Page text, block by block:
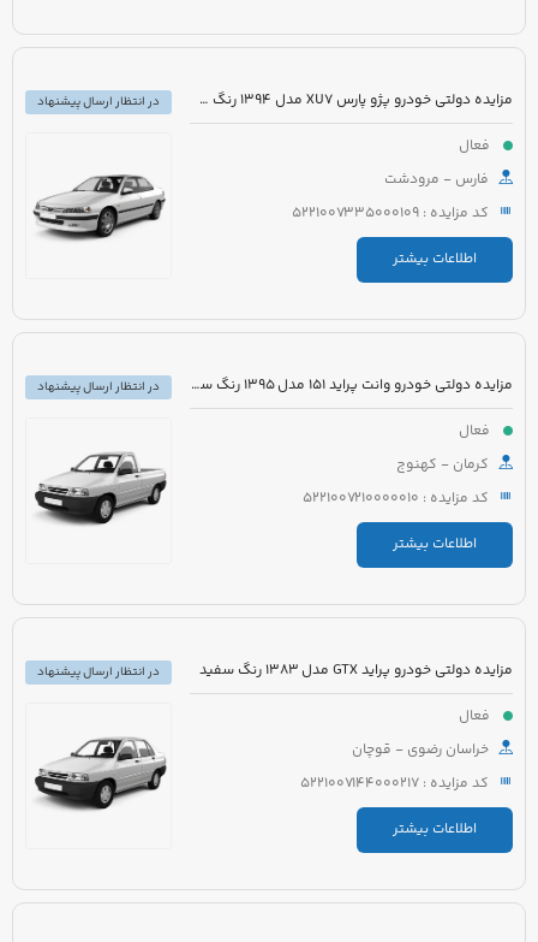
مزایده دولتی خودرو پژو پارس XU7 مدل 1394 رنگ سفید روغنی
فعال
فارس - مرودشت
کد مزایده : 5221007335000109
اطلاعات بیشتر
در انتظار ارسال پیشنهاد
مزایده دولتی خودرو وانت پراید 151 مدل 1395 رنگ سفید
فعال
کرمان - کهنوج
کد مزایده : 5221007210000010
اطلاعات بیشتر
در انتظار ارسال پیشنهاد
مزایده دولتی خودرو پراید GTX مدل 1383 رنگ سفید
فعال
خراسان رضوی - قوچان
کد مزایده : 5221007144000217
اطلاعات بیشتر
در انتظار ارسال پیشنهاد